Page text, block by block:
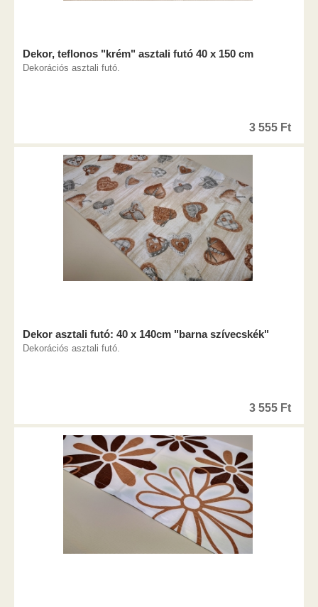
Dekor, teflonos "krém" asztali futó 40 x 150 cm
Dekorációs asztali futó.
3 555 Ft
Dekor asztali futó: 40 x 140cm "barna szívecskék"
Dekorációs asztali futó.
3 555 Ft